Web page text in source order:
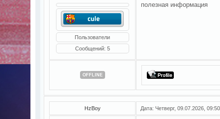
Пользователи
Сообщений: 5
полезная информация
OFFLINE
HzBoy Дата: Четверг, 09.07.2026,